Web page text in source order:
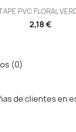
PVC FLORAL
2,18 €
(0)
de clientes en